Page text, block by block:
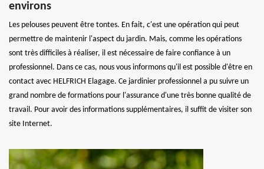
environs
Les pelouses peuvent être tontes. En fait, c'est une opération qui peut
permettre de maintenir l'aspect du jardin. Mais, comme les opérations
sont très difficiles à réaliser, il est nécessaire de faire confiance à un
professionnel. Dans ce cas, nous vous informons qu'il est possible d'être en
contact avec HELFRICH Elagage. Ce jardinier professionnel a pu suivre un
grand nombre de formations pour l'assurance d'une très bonne qualité de
travail. Pour avoir des informations supplémentaires, il suffit de visiter son
site Internet.